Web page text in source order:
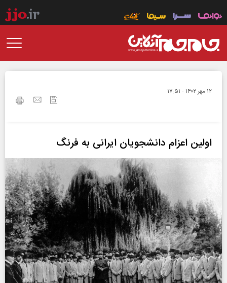
۱۲ مهر ۱۴۰۲ - ۱۷:۵۱
اولین اعزام دانشجویان ایرانی به فرنگ